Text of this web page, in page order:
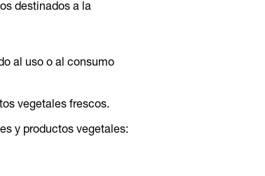
destinados a la
al uso o al consumo
vegetales frescos.
y productos vegetales: